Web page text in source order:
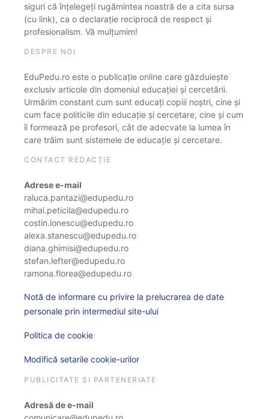
siguri că înțelegeți rugămintea noastră de a cita sursa
(cu link), ca o declarație reciprocă de respect și
profesionalism. Vă mulțumim!
DESPRE NOI
EduPedu.ro este o publicație online care găzduiește
exclusiv articole din domeniul educației și cercetării.
Urmărim constant cum sunt educați copiii noștri, cine și
cum face politicile din educație și cercetare, cine și cum
îi formează pe profesori, cât de adecvate la lumea în
care trăim sunt sistemele de educație și cercetare.
CONTACT REDACȚIE
Adrese e-mail
raluca.pantazi@edupedu.ro
mihai.peticila@edupedu.ro
costin.ionescu@edupedu.ro
alexa.stanescu@edupedu.ro
diana.ghimisi@edupedu.ro
stefan.lefter@edupedu.ro
ramona.florea@edupedu.ro
Notă de informare cu privire la prelucrarea de date
personale prin intermediul site-ului
Politica de cookie
Modifică setarile cookie-urilor
PUBLICITATE ȘI PARTENERIATE
Adresă de e-mail